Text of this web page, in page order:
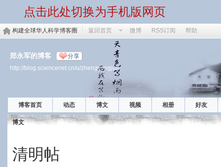
点击此处切换为手机版网页
构建全球华人科学博客圈 返回首页 微博 RSS订阅 帮助
郑永军的博客 分享
http://blog.sciencenet.cn/u/zhengyongjun
博客首页 动态 博文 视频 相册 好友
博文
清明帖